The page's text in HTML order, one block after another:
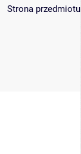
Strona przedmiotu